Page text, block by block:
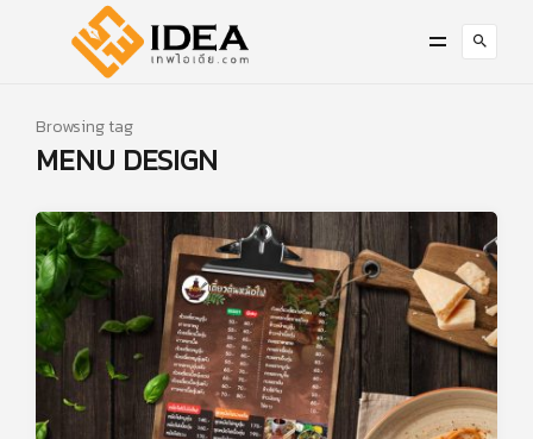
Browsing tag
MENU DESIGN